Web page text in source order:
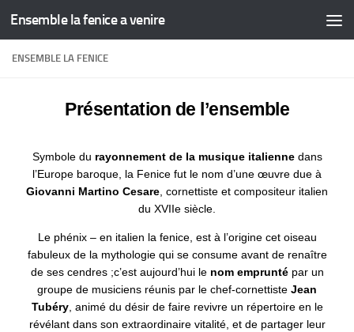
Skip to content
Ensemble la fenice a venire
ENSEMBLE LA FENICE
Présentation de l’ensemble
Symbole du rayonnement de la musique italiennedans
l’Europe baroque, la Fenice fut le nom d’une œuvre due à
Giovanni Martino Cesare , cornettiste et compositeur italien
du XVIIe siècle.
Le phénix – en italien la fenice, est à l’origine cet oiseau
fabuleux de la mythologie qui se consume avant de renaître
de ses cendres ;c’est aujourd’hui le nom empruntépar un
groupe de musiciens réunis par le chef-cornettiste Jean
Tubéry, animé du désir de faire revivre un répertoire en le
révélant dans son extraordinaire vitalité, et de partager leur